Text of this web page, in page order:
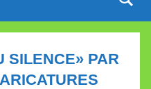
SILENCE» PAR